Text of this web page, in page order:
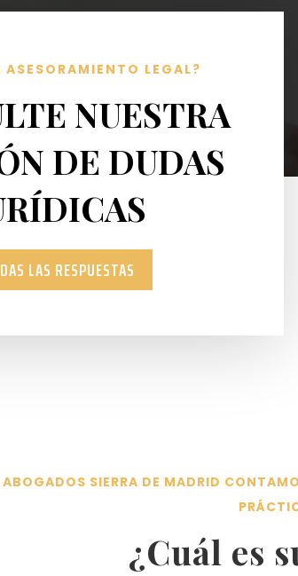
ASESORAMIENTO LEGAL?
NUESTRA
DE DUDAS
LAS RESPUESTAS
ABOGADOS SIERRA DE MADRID
¿Cuál es